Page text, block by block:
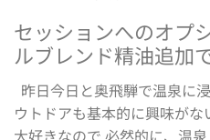
セッションへのオプ
ルブレンド精油追加
昨日今日と奥飛騨で温泉に
ウトドアも基本的に興味が
大好きなので 必然的に、温